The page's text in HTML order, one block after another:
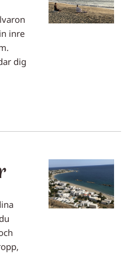
inre
dig